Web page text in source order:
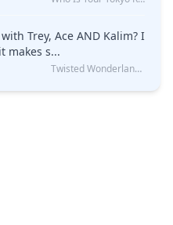
Trey, Ace AND Kalim? I
makes s...
Twisted Wonderland Kin Quiz